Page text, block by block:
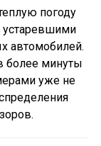
погоду
устаревшими
автомобилей.
более минуты
уже не